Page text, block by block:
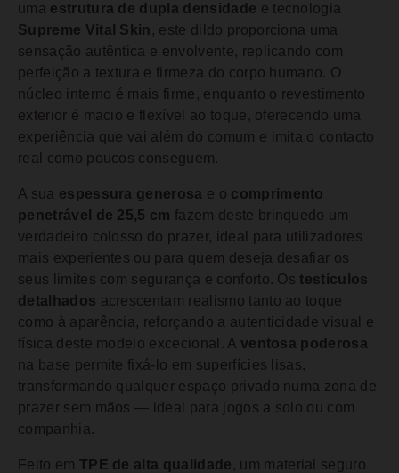
uma estrutura de dupla densidade e tecnologia
Supreme Vital Skin , este dildo proporciona uma
sensação autêntica e envolvente, replicando com
perfeição a textura e firmeza do corpo humano. O
núcleo interno é mais firme, enquanto o revestimento
exterior é macio e flexível ao toque, oferecendo uma
experiência que vai além do comum e imita o contacto
real como poucos conseguem.
A sua espessura generosa e o comprimento
penetrável de 25,5 cm fazem deste brinquedo um
verdadeiro colosso do prazer, ideal para utilizadores
mais experientes ou para quem deseja desafiar os
seus limites com segurança e conforto. Os testículos
detalhados acrescentam realismo tanto ao toque
como à aparência, reforçando a autenticidade visual e
física deste modelo excecional. A ventosa poderosa
na base permite fixá-lo em superfícies lisas,
transformando qualquer espaço privado numa zona de
prazer sem mãos — ideal para jogos a solo ou com
companhia.
Feito em TPE de alta qualidade , um material seguro